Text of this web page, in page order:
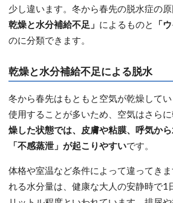
少し違います。冬から春先の脱水症の原
乾燥と水分補給不足」 によるものと 「
のに分類できます。
乾燥と水分補給不足による脱水
冬から春先はもともと空気が乾燥して
使用することが多いため、空気はさらに
燥した状態では、皮膚や粘膜、呼気か
「不感蒸泄」が起こりやすいです。
体格や室温など条件によって違ってき
れる水分量は、健康な大人の安静時で1